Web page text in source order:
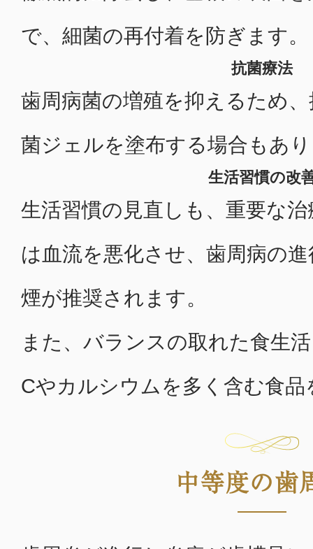
で、細菌の再付着を防ぎます。
抗菌療法
歯周病菌の増殖を抑えるため
菌ジェルを塗布する場合もあ
生活習慣の改
生活習慣の見直しも、重要な
は血流を悪化させ、歯周病の
煙が推奨されます。
また、バランスの取れた食生
Cやカルシウムを多く含む食
中等度の歯